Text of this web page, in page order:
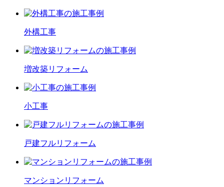
外構工事
増改築リフォーム
小工事
戸建フルリフォーム
マンション リフォーム